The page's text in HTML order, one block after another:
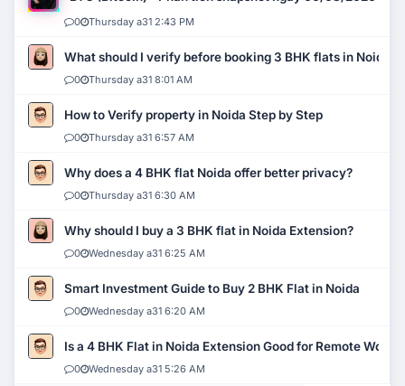
0 Thursday a31 2:43 PM
What should I verify before booking 3 BHK flats in Noida?
0 Thursday a31 8:01 AM
How to Verify property in Noida Step by Step
0 Thursday a31 6:57 AM
Why does a 4 BHK flat Noida offer better privacy?
0 Thursday a31 6:30 AM
Why should I buy a 3 BHK flat in Noida Extension?
0 Wednesday a31 6:25 AM
Smart Investment Guide to Buy 2 BHK Flat in Noida
0 Wednesday a31 6:20 AM
Is a 4 BHK Flat in Noida Extension Good for Remote Work?
0 Wednesday a31 5:26 AM